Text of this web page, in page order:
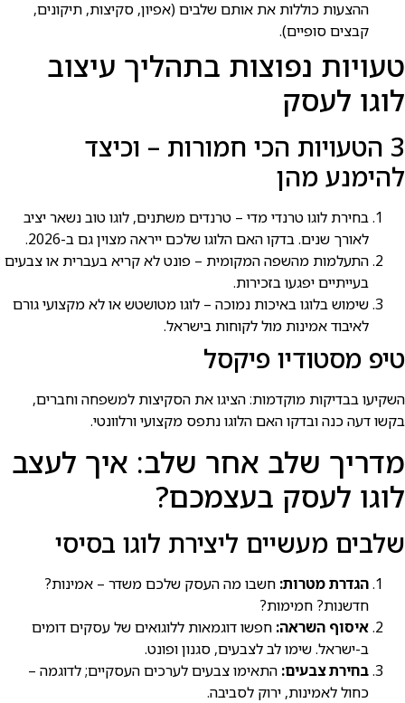
ההצעות כוללות את אותם שלבים (אפיון, סקיצות, תיקונים,
קבצים סופיים).
טעויות נפוצות בתהליך עיצוב
לוגו לעסק
3 הטעויות הכי חמורות – וכיצד
להימנע מהן
בחירת לוגו טרנדי מדי – טרנדים משתנים, לוגו טוב נשאר יציב
לאורך שנים. בדקו האם הלוגו שלכם ייראה מצוין גם ב-2026.
התעלמות מהשפה המקומית – פונט לא קריא בעברית או צבעים
בעייתיים יפגעו בזכירות.
שימוש בלוגו באיכות נמוכה – לוגו מטושטש או לא מקצועי גורם
לאיבוד אמינות מול לקוחות בישראל.
טיפ מסטודיו פיקסל
השקיעו בבדיקות מוקדמות: הציגו את הסקיצות למשפחה וחברים,
בקשו דעה כנה ובדקו האם הלוגו נתפס מקצועי ורלוונטי.
מדריך שלב אחר שלב: איך לעצב
לוגו לעסק בעצמכם?
שלבים מעשיים ליצירת לוגו בסיסי
הגדרת מטרות: חשבו מה העסק שלכם משדר – אמינות?
חדשנות? חמימות?
איסוף השראה: חפשו דוגמאות ללוגואים של עסקים דומים
ב-ישראל. שימו לב לצבעים, סגנון ופונט.
בחירת צבעים: התאימו צבעים לערכים העסקיים; לדוגמה –
כחול לאמינות, ירוק לסביבה.